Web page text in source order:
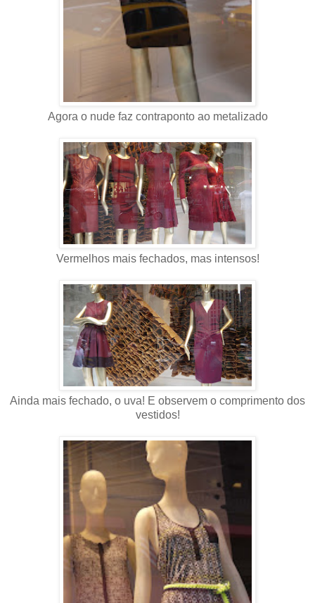
Agora o nude faz contraponto ao metalizado
Vermelhos mais fechados, mas intensos!
Ainda mais fechado, o uva! E observem o comprimento dos
vestidos!